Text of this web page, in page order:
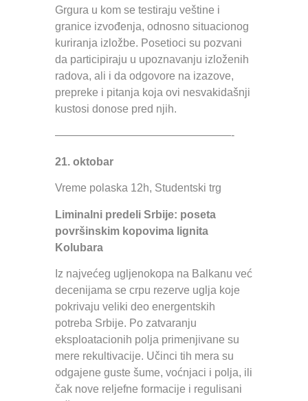
Grgura u kom se testiraju veštine i
granice izvođenja, odnosno situacionog
kuriranja izložbe. Posetioci su pozvani
da participiraju u upoznavanju izloženih
radova, ali i da odgovore na izazove,
prepreke i pitanja koja ovi nesvakidašnji
kustosi donose pred njih.
————————————————-
21. oktobar
Vreme polaska 12h, Studentski trg
Liminalni predeli Srbije: poseta
površinskim kopovima lignita
Kolubara
Iz najvećeg ugljenokopa na Balkanu već
decenijama se crpu rezerve uglja koje
pokrivaju veliki deo energentskih
potreba Srbije. Po zatvaranju
eksploatacionih polja primenjivane su
mere rekultivacije. Učinci tih mera su
odgajene guste šume, voćnjaci i polja, ili
čak nove reljefne formacije i regulisani